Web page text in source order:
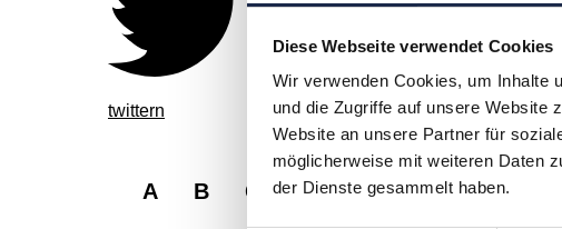
Diese Webseite verwendet Cookies
Wir verwenden Cookies, um Inhalte
und die Zugriffe auf unsere Website
Website an unsere Partner für
möglicherweise mit weiteren Daten
der Dienste gesammelt haben.
twittern
Hamburg (heute Bauer
1994-1999: Leitung
Ausbildung:
A B C D E F G H